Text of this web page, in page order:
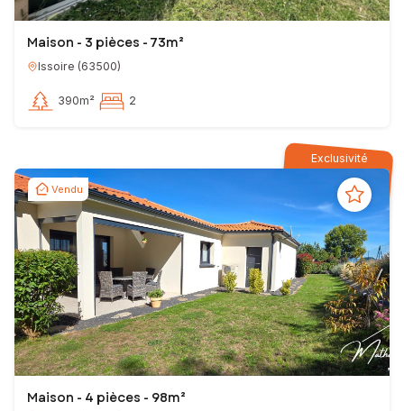
Maison - 3 pièces - 73m²
Issoire (63500)
390m² 2
Exclusivité
Vendu
Maison - 4 pièces - 98m²